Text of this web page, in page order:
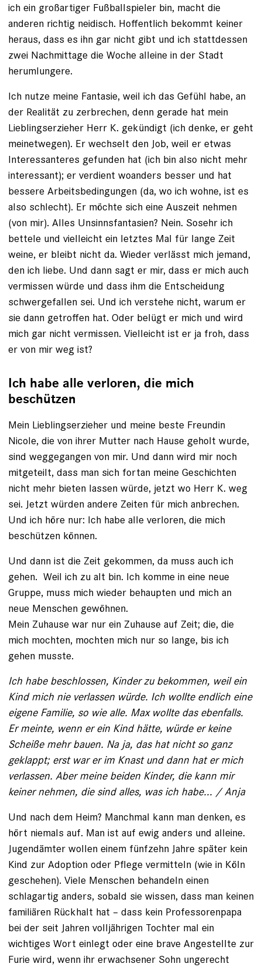
ich ein großartiger Fußballspieler bin, macht die
anderen richtig neidisch. Hoffentlich bekommt keiner
heraus, dass es ihn gar nicht gibt und ich stattdessen
zwei Nachmittage die Woche alleine in der Stadt
herumlungere.
Ich nutze meine Fantasie, weil ich das Gefühl habe, an
der Realität zu zerbrechen, denn gerade hat mein
Lieblingserzieher Herr K. gekündigt (ich denke, er geht
meinetwegen). Er wechselt den Job, weil er etwas
Interessanteres gefunden hat (ich bin also nicht mehr
interessant); er verdient woanders besser und hat
bessere Arbeitsbedingungen (da, wo ich wohne, ist es
also schlecht). Er möchte sich eine Auszeit nehmen
(von mir). Alles Unsinns­fan­tasien? Nein. Sosehr ich
bettele und vielleicht ein letztes Mal für lange Zeit
weine, er bleibt nicht da. Wieder verlässt mich jemand,
den ich liebe. Und dann sagt er mir, dass er mich auch
vermissen würde und dass ihm die Entscheidung
schwergefallen sei. Und ich verstehe nicht, warum er
sie dann getroffen hat. Oder belügt er mich und wird
mich gar nicht vermissen. Vielleicht ist er ja froh, dass
er von mir weg ist?
Ich habe alle verloren, die mich
beschützen
Mein Lieblingserzieher und meine beste Freundin
Nicole, die von ihrer Mutter nach Hause geholt wurde,
sind weggegangen von mir. Und dann wird mir noch
mitgeteilt, dass man sich fortan meine Geschichten
nicht mehr bieten lassen würde, jetzt wo Herr K. weg
sei. Jetzt würden andere Zeiten für mich anbrechen.
Und ich höre nur: Ich habe alle verloren, die mich
beschützen können.
Und dann ist die Zeit gekommen, da muss auch ich
gehen. Weil ich zu alt bin. Ich komme in eine neue
Gruppe, muss mich wieder behaupten und mich an
neue Menschen gewöhnen.
Mein Zuhause war nur ein Zuhause auf Zeit; die, die
mich mochten, mochten mich nur so lange, bis ich
gehen musste.
Ich habe beschlossen, Kinder zu bekommen, weil ein
Kind mich nie verlassen würde. Ich wollte endlich eine
eigene Fa­milie, so wie alle. Max wollte das ebenfalls.
Er meinte, wenn er ein Kind hätte, würde er keine
Scheiße mehr bauen. Na ja, das hat nicht so ganz
geklappt; erst war er im Knast und dann hat er mich
verlassen. Aber meine beiden Kinder, die kann mir
keiner nehmen, die sind alles, was ich habe... / Anja
Und nach dem Heim? Manchmal kann man denken, es
hört niemals auf. Man ist auf ewig anders und alleine.
Jugendämter wollen einem fünfzehn Jahre später kein
Kind zur Adoption oder Pflege vermitteln (wie in Köln
geschehen). Viele Menschen behandeln einen
schlagartig anders, sobald sie wissen, dass man keinen
familiären Rückhalt hat – dass kein Professorenpapa
bei der seit Jahren volljährigen Tochter mal ein
wichtiges Wort einlegt oder eine brave Angestellte zur
Furie wird, wenn ihr erwachsener Sohn ungerecht